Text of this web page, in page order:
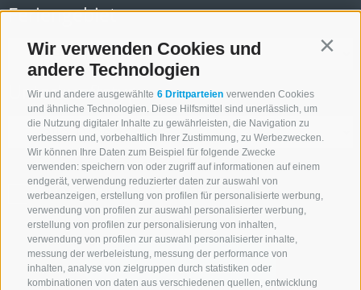
Wir verwenden Cookies und
andere Technologien
Wir und andere ausgewählte 6 Drittparteien verwenden Cookies
und ähnliche Technologien. Diese Hilfsmittel sind unerlässlich, um
die Nutzung digitaler Inhalte zu gewährleisten, die Navigation zu
verbessern und, vorbehaltlich Ihrer Zustimmung, zu Werbezwecken.
Wir können Ihre Daten zum Beispiel für folgende Zwecke
verwenden: speichern von oder zugriff auf informationen auf einem
endgerät, verwendung reduzierter daten zur auswahl von
werbeanzeigen, erstellung von profilen für personalisierte werbung,
verwendung von profilen zur auswahl personalisierter werbung,
erstellung von profilen zur personalisierung von inhalten,
verwendung von profilen zur auswahl personalisierter inhalte,
messung der werbeleistung, messung der performance von
inhalten, analyse von zielgruppen durch statistiken oder
kombinationen von daten aus verschiedenen quellen, entwicklung
Feriengebiet
Unterkunftstyp
NUR ONLINE BUCHBARE BETRIEBE
Suche starten